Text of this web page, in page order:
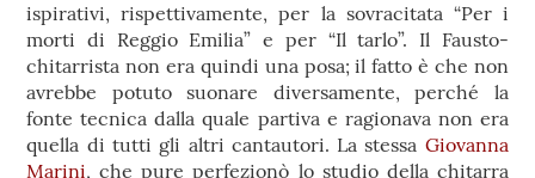
ispirativi, rispettivamente, per la sovracitata “Per i
morti di Reggio Emilia” e per “Il tarlo”. Il Fausto-
chitarrista non era quindi una posa; il fatto è che non
avrebbe potuto suonare diversamente, perché la
fonte tecnica dalla quale partiva e ragionava non era
quella di tutti gli altri cantautori. La stessa Giovanna
Marini, che pure perfezionò lo studio della chitarra